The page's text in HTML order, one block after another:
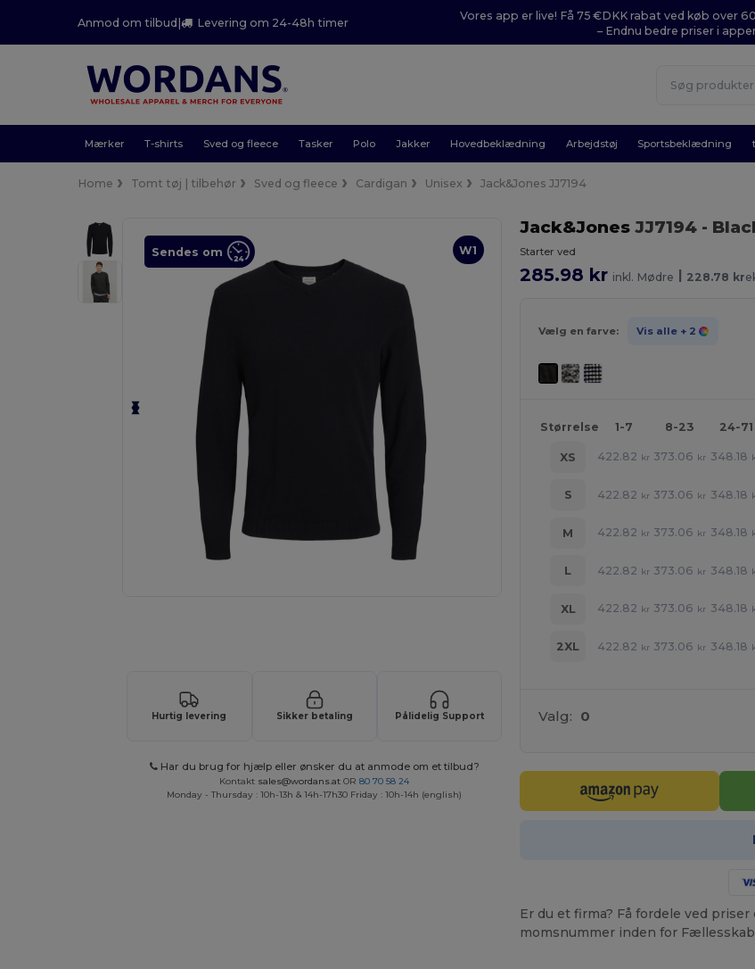
Anmod om tilbud| Levering om 24-48h timer
Vores app er live! Få 75 €DKK rabat ved køb over
– Endnu bedre priser i
Mærker T-shirts Sved og fleece Tasker Polo Jakker Hovedbeklædning Arbejdstøj Sportsbeklædning
Home Tomt tøj | tilbehør Sved og fleece Cardigan Unisex Jack&Jones JJ7194
W1
Sendes om
Hurtig levering Sikker betaling Pålidelig Support
Har du brug for hjælp eller ønsker du at anmode om et tilbud?
Kontakt sales@wordans.at OR80 70 58 24
Monday - Thursday : 10h-13h & 14h-17h30 Friday : 10h-14h (english)
Jack&JonesJJ7194 -
Starter ved
285.98 kr inkl. Mødre | 228.78 kr
Vælg en farve: Vis alle + 2
Størrelse 1-7 8-23 24-71
XS 422.82 kr 373.06 kr 348.18
S 422.82 kr 373.06 kr 348.18
M 422.82 kr 373.06 kr 348.18
L 422.82 kr 373.06 kr 348.18
XL 422.82 kr 373.06 kr 348.18
2XL 422.82 kr 373.06 kr 348.18
Valg: 0
Er du et firma? Få fordele ved
momsnummer inden for